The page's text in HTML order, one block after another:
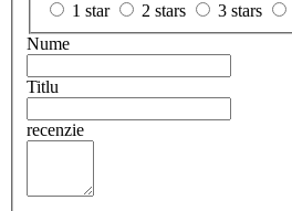
1 star
2 stars 3 stars
Nume
Titlu
recenzie